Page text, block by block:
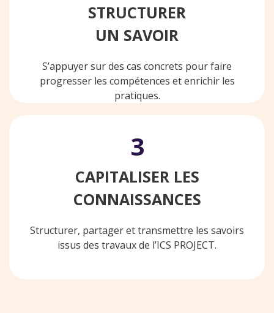
STRUCTURER
UN SAVOIR
S’appuyer sur des cas concrets pour faire
progresser les compétences et enrichir les
pratiques.
3
CAPITALISER LES
CONNAISSANCES
Structurer, partager et transmettre les savoirs
issus des travaux de l’ICS PROJECT.